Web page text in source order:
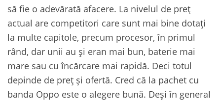
să fie o adevărată afacere. La nivelul de preț
actual are competitori care sunt mai bine dotați
la multe capitole, precum procesor, în primul
rând, dar unii au și eran mai bun, baterie mai
mare sau cu încărcare mai rapidă. Deci totul
depinde de preț și ofertă. Cred că la pachet cu
banda Oppo este o alegere bună. Deși în general